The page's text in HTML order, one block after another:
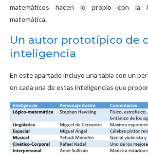
matemáticos hacen lo propio con la
matemática.
Un autor prototípico de
inteligencia
En este apartado incluyo una tabla con un
en cada una de estas inteligencias que